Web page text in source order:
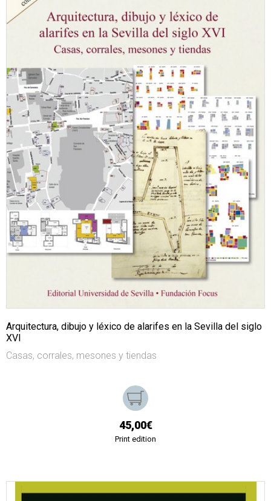
Arquitectura, dibujo y léxico de alarifes en la Sevilla del siglo
XVI
Casas, corrales, mesones y tiendas
45,00€
Print edition